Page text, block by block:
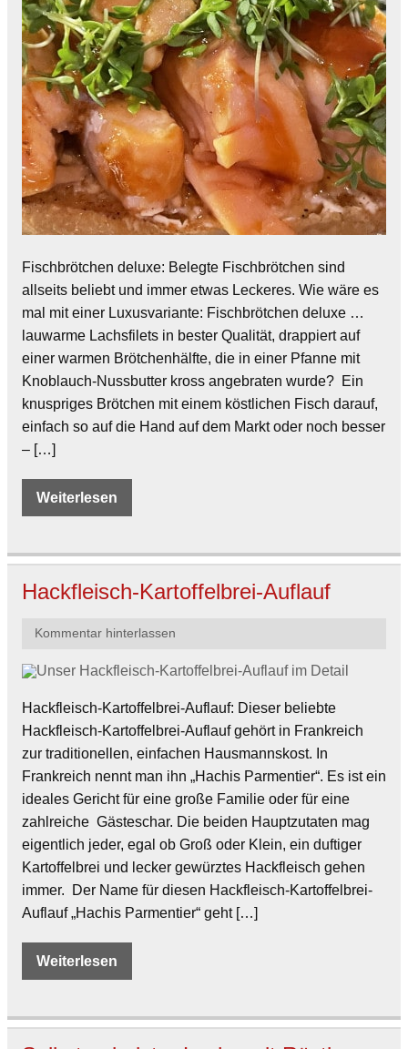
Fischbrötchen deluxe: Belegte Fischbrötchen sind
allseits beliebt und immer etwas Leckeres. Wie wäre es
mal mit einer Luxusvariante: Fischbrötchen deluxe …
lauwarme Lachsfilets in bester Qualität, drappiert auf
einer warmen Brötchenhälfte, die in einer Pfanne mit
Knoblauch-Nussbutter kross angebraten wurde? Ein
knuspriges Brötchen mit einem köstlichen Fisch darauf,
einfach so auf die Hand auf dem Markt oder noch besser
– […]
Weiterlesen
Hackfleisch-Kartoffelbrei-Auflauf
Kommentar hinterlassen
Hackfleisch-Kartoffelbrei-Auflauf: Dieser beliebte
Hackfleisch-Kartoffelbrei-Auflauf gehört in Frankreich
zur traditionellen, einfachen Hausmannskost. In
Frankreich nennt man ihn „Hachis Parmentier“. Es ist ein
ideales Gericht für eine große Familie oder für eine
zahlreiche Gästeschar. Die beiden Hauptzutaten mag
eigentlich jeder, egal ob Groß oder Klein, ein duftiger
Kartoffelbrei und lecker gewürztes Hackfleisch gehen
immer. Der Name für diesen Hackfleisch-Kartoffelbrei-
Auflauf „Hachis Parmentier“ geht […]
Weiterlesen